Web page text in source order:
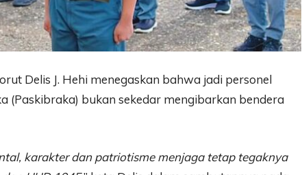
Delis J. Hehi menegaskan bahwa jadi personel
(Paskibraka) bukan sekedar mengibarkan bendera
karakter dan patriotisme menjaga tetap tegaknya